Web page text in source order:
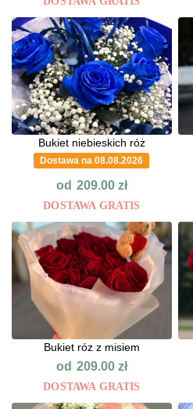
Bukiet niebieskich róż
Dostawa na 08.08.2026
od 209.00 zł
DOSTAWA GRATIS
Bukiet róz z misiem
od 209.00 zł
DOSTAWA GRATIS